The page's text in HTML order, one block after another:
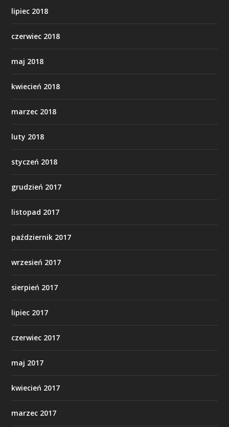
lipiec 2018
czerwiec 2018
maj 2018
kwiecień 2018
marzec 2018
luty 2018
styczeń 2018
grudzień 2017
listopad 2017
październik 2017
wrzesień 2017
sierpień 2017
lipiec 2017
czerwiec 2017
maj 2017
kwiecień 2017
marzec 2017